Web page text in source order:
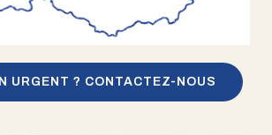
URGENT ? CONTACTEZ-NOUS